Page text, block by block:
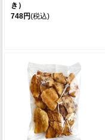
き）
748円(税込)